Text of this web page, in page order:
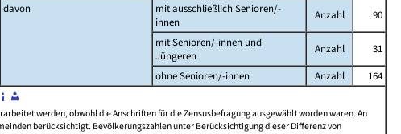
davon
mit ausschließlich Senioren/-
innen
Anzahl
90
mit Senioren/-innen und
Jüngeren
Anzahl
31
ohne Senioren/-innen
Anzahl
164
werden, obwohl die Anschriften für die Zensusbefragung ausgewählt worden waren. An
berücksichtigt. Bevölkerungszahlen unter Berücksichtigung dieser Differenz von